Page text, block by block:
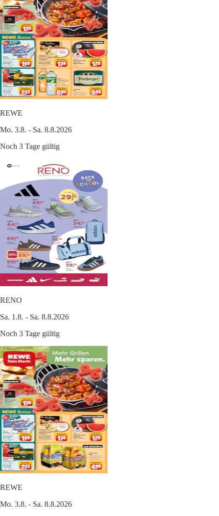
REWE
Mo. 3.8. - Sa. 8.8.2026
Noch 3 Tage gültig
RENO
Sa. 1.8. - Sa. 8.8.2026
Noch 3 Tage gültig
REWE
Mo. 3.8. - Sa. 8.8.2026